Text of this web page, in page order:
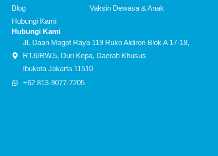
k
Blog
Hubungi Kami
Vaksin Dewasa & Anak
Hubungi Kami
Jl. Daan Mogot Raya 119 Ruko Aldiron Blok A 17-18,
RT.6/RW.5, Duri Kepa, Daerah Khusus
Ibukota Jakarta 11510
+62 813-9077-7205